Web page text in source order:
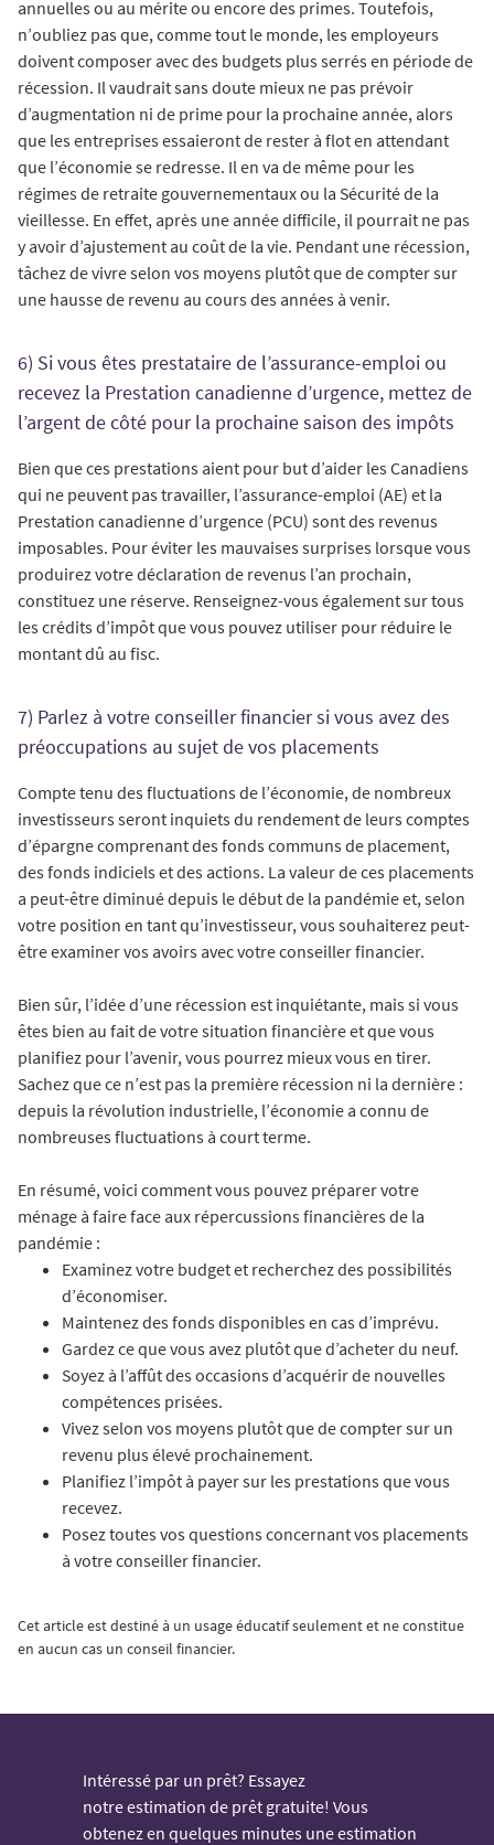
annuelles ou au mérite ou encore des primes. Toutefois,
n’oubliez pas que, comme tout le monde, les employeurs
doivent composer avec des budgets plus serrés en période de
récession. Il vaudrait sans doute mieux ne pas prévoir
d’augmentation ni de prime pour la prochaine année, alors
que les entreprises essaieront de rester à flot en attendant
que l’économie se redresse. Il en va de même pour les
régimes de retraite gouvernementaux ou la Sécurité de la
vieillesse. En effet, après une année difficile, il pourrait ne pas
y avoir d’ajustement au coût de la vie. Pendant une récession,
tâchez de vivre selon vos moyens plutôt que de compter sur
une hausse de revenu au cours des années à venir.
6) Si vous êtes prestataire de l’assurance-emploi ou
recevez la Prestation canadienne d’urgence, mettez de
l’argent de côté pour la prochaine saison des impôts
Bien que ces prestations aient pour but d’aider les Canadiens
qui ne peuvent pas travailler, l’assurance-emploi (AE) et la
Prestation canadienne d’urgence (PCU) sont des revenus
imposables. Pour éviter les mauvaises surprises lorsque vous
produirez votre déclaration de revenus l’an prochain,
constituez une réserve. Renseignez-vous également sur tous
les crédits d’impôt que vous pouvez utiliser pour réduire le
montant dû au fisc.
7) Parlez à votre conseiller financier si vous avez des
préoccupations au sujet de vos placements
Compte tenu des fluctuations de l’économie, de nombreux
investisseurs seront inquiets du rendement de leurs comptes
d’épargne comprenant des fonds communs de placement,
des fonds indiciels et des actions. La valeur de ces placements
a peut-être diminué depuis le début de la pandémie et, selon
votre position en tant qu’investisseur, vous souhaiterez peut-
être examiner vos avoirs avec votre conseiller financier.
Bien sûr, l’idée d’une récession est inquiétante, mais si vous
êtes bien au fait de votre situation financière et que vous
planifiez pour l’avenir, vous pourrez mieux vous en tirer.
Sachez que ce n’est pas la première récession ni la dernière :
depuis la révolution industrielle, l’économie a connu de
nombreuses fluctuations à court terme.
En résumé, voici comment vous pouvez préparer votre
ménage à faire face aux répercussions financières de la
pandémie :
Examinez votre budget et recherchez des possibilités
d’économiser.
Maintenez des fonds disponibles en cas d’imprévu.
Gardez ce que vous avez plutôt que d’acheter du neuf.
Soyez à l’affût des occasions d’acquérir de nouvelles
compétences prisées.
Vivez selon vos moyens plutôt que de compter sur un
revenu plus élevé prochainement.
Planifiez l’impôt à payer sur les prestations que vous
recevez.
Posez toutes vos questions concernant vos placements
à votre conseiller financier.
Cet article est destiné à un usage éducatif seulement et ne constitue
en aucun cas un conseil financier.
Intéressé par un prêt? Essayez
notre estimation de prêt gratuite! Vous
obtenez en quelques minutes une estimation